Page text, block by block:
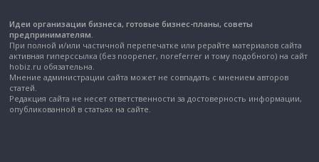
Идеи организации бизнеса, готовые бизнес-планы, советы
предпринимателям.
При полной и/или частичной перепечатке или рерайте материалов сайта
активная гиперссылка (без noopener, noreferrer и тому подобного) на сайт
hobiz.ru обязательна.
Мнение администрации сайта может не совпадать с мнением авторов
статей.
Редакция сайта не несет ответственности за достоверность информации,
опубликованной в статьях на сайте.